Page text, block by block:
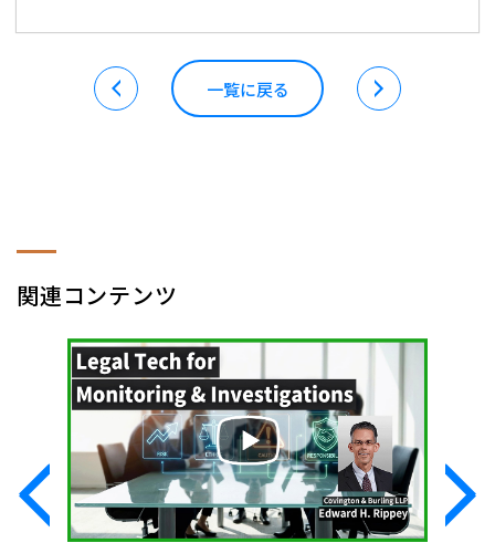
一覧に戻る
関連コンテンツ